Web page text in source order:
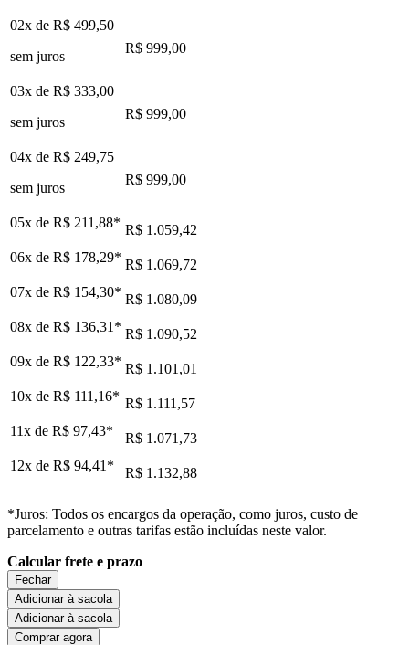
02x de R$ 499,50
sem juros
R$ 999,00
03x de R$ 333,00
sem juros
R$ 999,00
04x de R$ 249,75
sem juros
R$ 999,00
05x de R$ 211,88* R$ 1.059,42
06x de R$ 178,29* R$ 1.069,72
07x de R$ 154,30* R$ 1.080,09
08x de R$ 136,31 * R$ 1.090,52
09x de R$ 122,33* R$ 1.101,01
10x de R$ 111,16* R$ 1.111,57
11x de R$ 97,43*
R$ 1.071,73
12x de R$ 94,41 * R$ 1.132,88
*Juros: Todos os encargos da operação, como juros, custo de
parcelamento e outras tarifas estão incluídas neste valor.
Calcular frete e prazo
Fechar
Adicionar à sacola
Adicionar à sacola
Comprar agora